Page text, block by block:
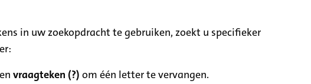
in uw zoekopdracht te gebruiken, zoekt u specifieker
vraagteken (?) om één letter te vervangen.